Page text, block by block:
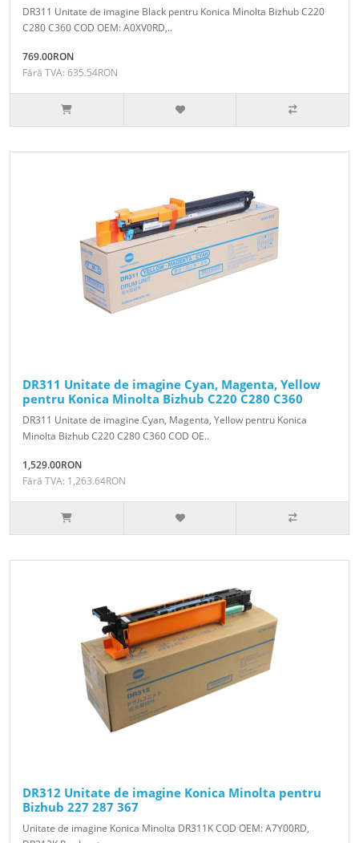
DR311 Unitate de imagine Black pentru Konica Minolta Bizhub C220
C280 C360 COD OEM: A0XV0RD,..
769.00RON
Fără TVA: 635.54RON
DR311 Unitate de imagine Cyan, Magenta, Yellow
pentru Konica Minolta Bizhub C220 C280 C360
DR311 Unitate de imagine Cyan, Magenta, Yellow pentru Konica
Minolta Bizhub C220 C280 C360 COD OE..
1,529.00RON
Fără TVA: 1,263.64RON
DR312 Unitate de imagine Konica Minolta pentru
Bizhub 227 287 367
Unitate de imagine Konica Minolta DR311K COD OEM: A7Y00RD,